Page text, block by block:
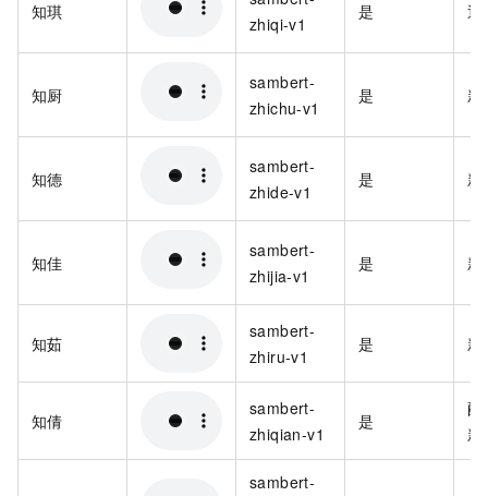
知琪
zhiqi-v1
是 通
知厨
sambert-
zhichu-v1
是 新
知德
sambert-
zhide-v1
是 新
知佳
sambert-
zhijia-v1
是 新
知茹
sambert-
zhiru-v1
是 新
知倩
sambert-
zhiqian-v1
是
配
新
sambert-